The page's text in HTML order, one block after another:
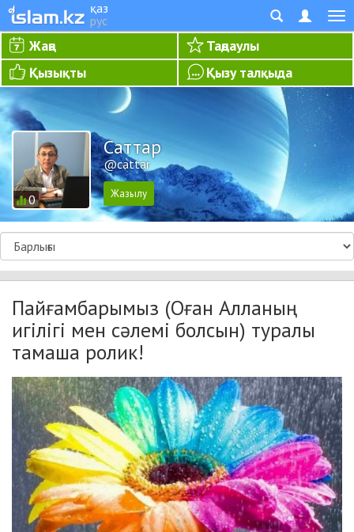
қаз
рус
Жаңа
Таңдаулы
Қызықты
Қызу талқыда
0
Cаттар
@cattar
Пайғамбарымыз (Оған Алланың
игілігі мен сәлемі болсын) туралы
тамаша ролик!